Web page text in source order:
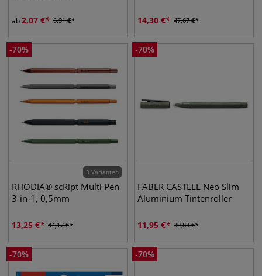
ab2,07 € 6,91€ 14,30 € 47,67€
-70%
3 Varianten
RHODIA® scRipt Multi Pen
3-in-1, 0,5mm
13,25 € 44,17€
-70%
FABER CASTELL Neo Slim
Aluminium Tintenroller
11,95 € 39,83€
-70% -70%